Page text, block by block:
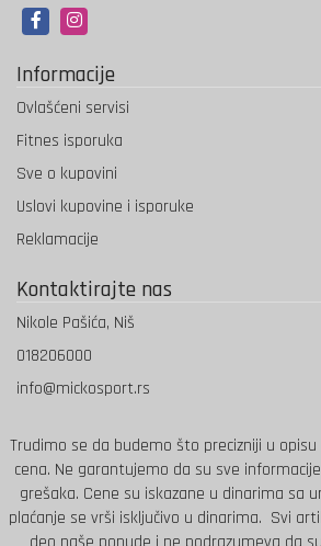
Informacije
Ovlašćeni servisi
Fitnes isporuka
Sve o kupovini
Uslovi kupovine i isporuke
Reklamacije
Kontaktirajte nas
Nikole Pašića, Niš
018206000
info@mickosport.rs
Trudimo se da budemo što precizniji u
cena. Ne garantujemo da su sve
grešaka. Cene su iskazane u dinarima sa
plaćanje se vrši isključivo u dinarima. Svi